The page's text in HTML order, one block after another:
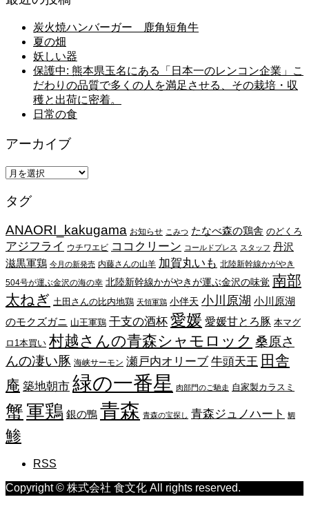
炭火焼ハンバーガー 鹿角短角牛
夏の畑
妖しい器
保護中: 熊本県玉名にある「日本一のレンコン企業」こ
だわりの品質で多くの人を満足させる、その栽培・収
穫と出荷に密着。
日常の食
アーカイブ
ア
カ
ブ
タグ
ANAORI_kakugama お知らせ こみつ たなべ森の鶏舎 のどくろ
アジフライ ウチワエビ ココクリーン コールドプレス スタッフ 丹沢
滋黒軍鶏 今月の新発売 内藤さんの山羊 加賀丸いも 北陸新幹線かがやき
504号が運ぶ金沢の海の幸 北陸新幹線かがやきが運ぶ金沢の味覚 南部
太ねぎ 土田さんの比内地鶏 天領軍鶏 小伴天 小川原湖 小川原湖
のモクズガニ 山王軍鶏 干支の酒杯 愛媛 愛媛甘とろ豚 本マグ
ロ1本買い 村越さんの青森シャモロック 桑原さ
んの凄い豚 海峡サーモン 瀬戸内オリーブ 牛頭天王 田舎
庵 築地朝市 緑の一番星 肉部門のご馳走 自家製カラスミ
蟹軍鶏 銀の鴨 青森 青森の宝探し 青森ジュノハート 鯛
鯵
RSS
Copyright © 株式会社 食文化 All rights reserved.